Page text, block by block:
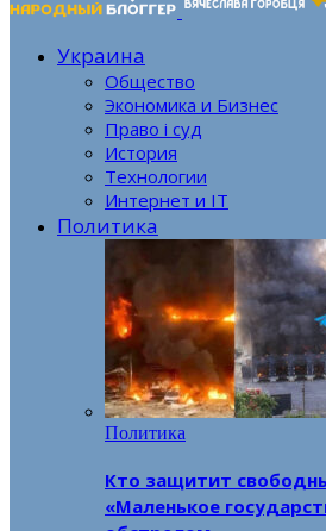
Украина
Общество
Экономика и Бизнес
Право і суд
История
Технологии
Интернет и IT
Политика
Политика
Кто защитит
«Маленькое